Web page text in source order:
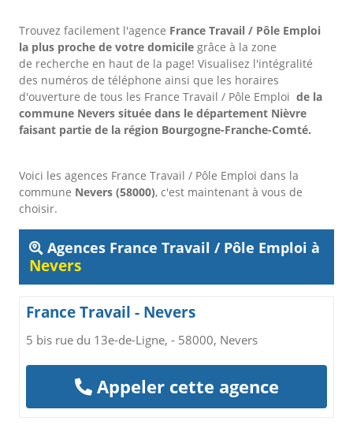
Trouvez facilement l'agence France Travail / Pôle Emploi
la plus proche de votre domicile grâce à la zone
de recherche en haut de la page! Visualisez l'intégralité
des numéros de téléphone ainsi que les horaires
d'ouverture de tous les France Travail / Pôle Emploi de la
commune Nevers située dans le département Nièvre
faisant partie de la région Bourgogne-Franche-Comté.
Voici les agences France Travail / Pôle Emploi dans la
commune Nevers (58000), c'est maintenant à vous de
choisir.
Agences France Travail / Pôle Emploi à
Nevers
France Travail - Nevers
5 bis rue du 13e-de-Ligne, - 58000, Nevers
Appeler cette agence